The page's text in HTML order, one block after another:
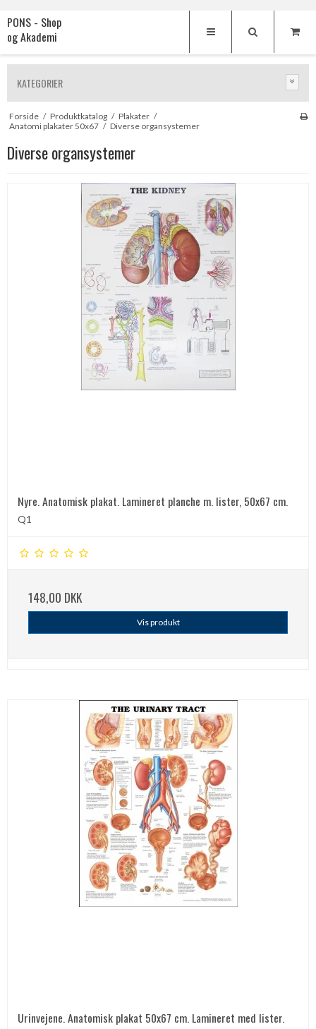
PONS - Shop
og Akademi
KATEGORIER
Forside / Produktkatalog / Plakater /
Anatomi plakater 50x67 / Diverse organsystemer
Diverse organsystemer
Nyre. Anatomisk plakat. Lamineret planche m. lister, 50x67 cm.
Q1
148,00 DKK
Vis produkt
Urinvejene. Anatomisk plakat 50x67 cm. Lamineret med lister.